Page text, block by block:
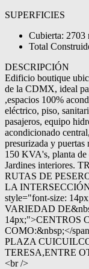
SUPERFICIES
Cubierta: 2703
Total
DESCRIPCIÓN
Edificio boutique
de la CDMX, ideal
,espacios 100%
eléctrico, piso,
pasajeros, equipo
acondicionado
presurizada y puertas
150 KVA's, planta de
Jardines interiores.
RUTAS DE
LA
style="font-size:
VARIEDAD
14px;">CENTROS
COMO:&nbsp;</
PLAZA
TERESA,ENTRE
<br />